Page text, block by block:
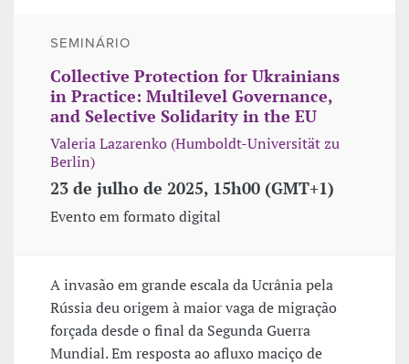
SEMINÁRIO
Collective Protection for Ukrainians
in Practice: Multilevel Governance,
and Selective Solidarity in the EU
Valeria Lazarenko (Humboldt-Universität zu
Berlin)
23 de julho de 2025, 15h00 (GMT+1)
Evento em formato digital
A invasão em grande escala da Ucrânia pela
Rússia deu origem à maior vaga de migração
forçada desde o final da Segunda Guerra
Mundial. Em resposta ao afluxo maciço de